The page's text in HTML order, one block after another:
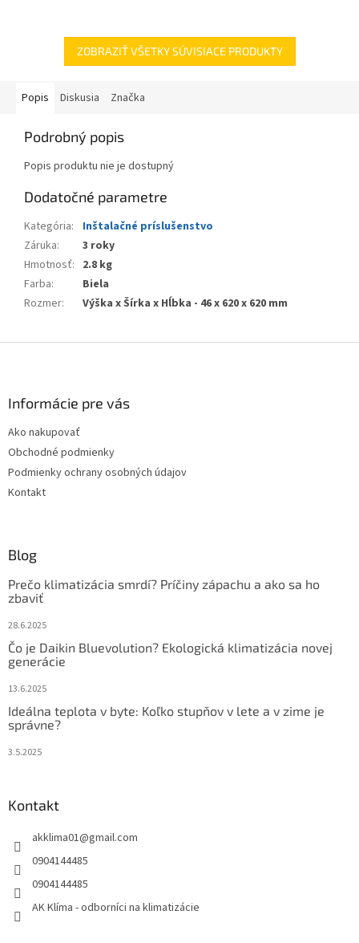
ZOBRAZIŤ VŠETKY SÚVISIACE PRODUKTY
Popis Diskusia Značka
Podrobný popis
Popis produktu nie je dostupný
Dodatočné parametre
Kategória:
Inštalačné príslušenstvo
Záruka:
3 roky
Hmotnosť: 2.8 kg
Farba:
Biela
Rozmer: Výška x Šírka x Hĺbka - 46 x 620 x 620 mm
Informácie pre vás
Ako nakupovať
Obchodné podmienky
Podmienky ochrany osobných údajov
Kontakt
Blog
Prečo klimatizácia smrdí? Príčiny zápachu a ako sa ho
zbaviť
28.6.2025
Čo je Daikin Bluevolution? Ekologická klimatizácia novej
generácie
13.6.2025
Ideálna teplota v byte: Koľko stupňov v lete a v zime je
správne?
3.5.2025
Kontakt
akklima01@gmail.com
0904144485
0904144485
AK Klíma - odborníci na klimatizácie